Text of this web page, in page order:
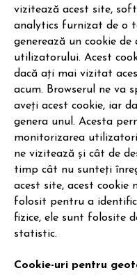
vizitează acest site,
analytics furnizat de o
generează un cookie de
utilizatorului. Acest
dacă ați mai vizitat
acum. Browserul ne va
aveți acest cookie, iar
genera unul. Acesta
monitorizarea
ne vizitează și cât de
timp cât nu sunteți
acest site, acest cookie
folosit pentru a
fizice, ele sunt folosite
statistic.
Cookie-uri pentru